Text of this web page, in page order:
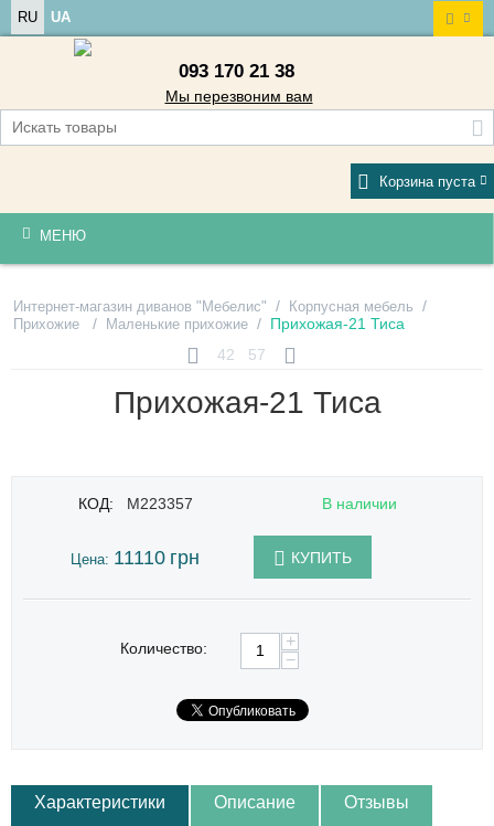
RU UA
093 170 21 38
Мы перезвоним вам
Корзина пуста
МЕНЮ
Интернет-магазин диванов "Мебелис" / Корпусная мебель /
Прихожие / Маленькие прихожие / Прихожая-21 Тиса
42
57
Прихожая-21 Тиса
КОД: M223357 В наличии
Цена: 11110 грн КУПИТЬ
Количество:
+
−
Характеристики Описание Отзывы